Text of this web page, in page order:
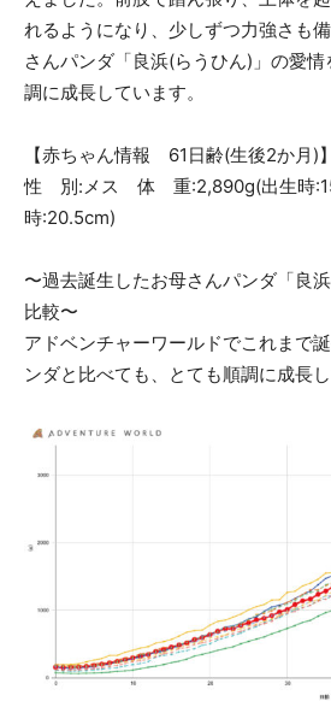
れるようになり、少しずつ力強さも
さんパンダ「良浜(らうひん)」の愛
調に成長しています。
【赤ちゃん情報 61日齢(生後2か月)】
性 別:メス 体 重:2,890g(出生時
時:20.5cm)
〜過去誕生したお母さんパンダ「良
比較〜
アドベンチャーワールドでこれまで
ンダと比べても、とても順調に成長し